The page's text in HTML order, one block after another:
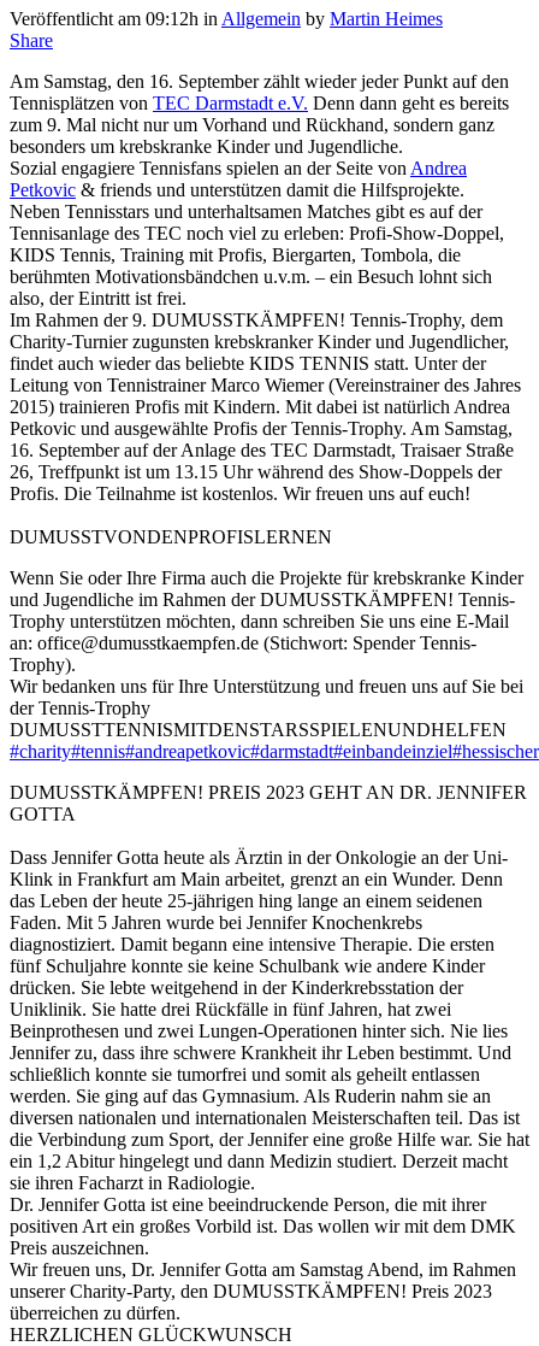
Veröffentlicht am 09:12h in Allgemein by Martin Heimes
Share
Am Samstag, den 16. September zählt wieder jeder Punkt auf den
Tennisplätzen von TEC Darmstadt e.V. Denn dann geht es bereits
zum 9. Mal nicht nur um Vorhand und Rückhand, sondern ganz
besonders um krebskranke Kinder und Jugendliche.
Sozial engagiere Tennisfans spielen an der Seite von Andrea
Petkovic & friends und unterstützen damit die Hilfsprojekte.
Neben Tennisstars und unterhaltsamen Matches gibt es auf der
Tennisanlage des TEC noch viel zu erleben: Profi-Show-Doppel,
KIDS Tennis, Training mit Profis, Biergarten, Tombola, die
berühmten Motivationsbändchen u.v.m. – ein Besuch lohnt sich
also, der Eintritt ist frei.
Im Rahmen der 9. DUMUSSTKÄMPFEN! Tennis-Trophy, dem
Charity-Turnier zugunsten krebskranker Kinder und Jugendlicher,
findet auch wieder das beliebte KIDS TENNIS statt. Unter der
Leitung von Tennistrainer Marco Wiemer (Vereinstrainer des Jahres
2015) trainieren Profis mit Kindern. Mit dabei ist natürlich Andrea
Petkovic und ausgewählte Profis der Tennis-Trophy. Am Samstag,
16. September auf der Anlage des TEC Darmstadt, Traisaer Straße
26, Treffpunkt ist um 13.15 Uhr während des Show-Doppels der
Profis. Die Teilnahme ist kostenlos. Wir freuen uns auf euch!
DUMUSSTVONDENPROFISLERNEN
Wenn Sie oder Ihre Firma auch die Projekte für krebskranke Kinder
und Jugendliche im Rahmen der DUMUSSTKÄMPFEN! Tennis-
Trophy unterstützen möchten, dann schreiben Sie uns eine E-Mail
an: office@dumusstkaempfen.de (Stichwort: Spender Tennis-
Trophy).
Wir bedanken uns für Ihre Unterstützung und freuen uns auf Sie bei
der Tennis-Trophy
DUMUSSTTENNISMITDENSTARSSPIELENUNDHELFEN
#charity#tennis#andreapetkovic#darmstadt#einbandeinziel
DUMUSSTKÄMPFEN! PREIS 2023 GEHT AN DR. JENNIFER
GOTTA
Dass Jennifer Gotta heute als Ärztin in der Onkologie an der Uni-
Klink in Frankfurt am Main arbeitet, grenzt an ein Wunder. Denn
das Leben der heute 25-jährigen hing lange an einem seidenen
Faden. Mit 5 Jahren wurde bei Jennifer Knochenkrebs
diagnostiziert. Damit begann eine intensive Therapie. Die ersten
fünf Schuljahre konnte sie keine Schulbank wie andere Kinder
drücken. Sie lebte weitgehend in der Kinderkrebsstation der
Uniklinik. Sie hatte drei Rückfälle in fünf Jahren, hat zwei
Beinprothesen und zwei Lungen-Operationen hinter sich. Nie lies
Jennifer zu, dass ihre schwere Krankheit ihr Leben bestimmt. Und
schließlich konnte sie tumorfrei und somit als geheilt entlassen
werden. Sie ging auf das Gymnasium. Als Ruderin nahm sie an
diversen nationalen und internationalen Meisterschaften teil. Das ist
die Verbindung zum Sport, der Jennifer eine große Hilfe war. Sie hat
ein 1,2 Abitur hingelegt und dann Medizin studiert. Derzeit macht
sie ihren Facharzt in Radiologie.
Dr. Jennifer Gotta ist eine beeindruckende Person, die mit ihrer
positiven Art ein großes Vorbild ist. Das wollen wir mit dem DMK
Preis auszeichnen.
Wir freuen uns, Dr. Jennifer Gotta am Samstag Abend, im Rahmen
unserer Charity-Party, den DUMUSSTKÄMPFEN! Preis 2023
überreichen zu dürfen.
HERZLICHEN GLÜCKWUNSCH